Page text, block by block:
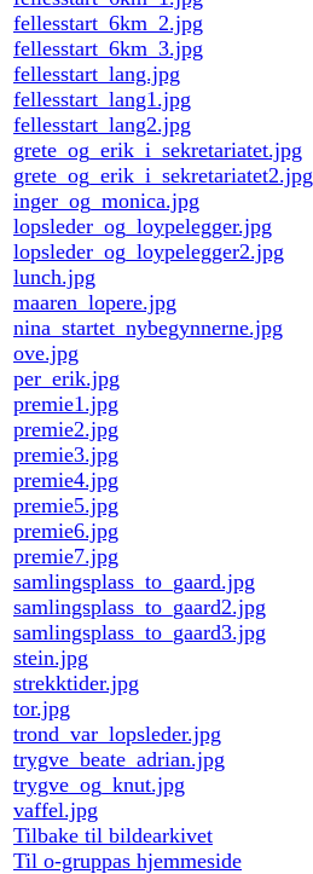
fellesstart_6km_2.jpg
fellesstart_6km_3.jpg
fellesstart_lang.jpg
fellesstart_lang1.jpg
fellesstart_lang2.jpg
grete_og_erik_i_sekretariatet.jpg
grete_og_erik_i_sekretariatet2.jpg
inger_og_monica.jpg
lopsleder_og_loypelegger.jpg
lopsleder_og_loypelegger2.jpg
lunch.jpg
maaren_lopere.jpg
nina_startet_nybegynnerne.jpg
ove.jpg
per_erik.jpg
premie1.jpg
premie2.jpg
premie3.jpg
premie4.jpg
premie5.jpg
premie6.jpg
premie7.jpg
samlingsplass_to_gaard.jpg
samlingsplass_to_gaard2.jpg
samlingsplass_to_gaard3.jpg
stein.jpg
strekktider.jpg
tor.jpg
trond_var_lopsleder.jpg
trygve_beate_adrian.jpg
trygve_og_knut.jpg
vaffel.jpg
Tilbake til bildearkivet
Til o-gruppas hjemmeside